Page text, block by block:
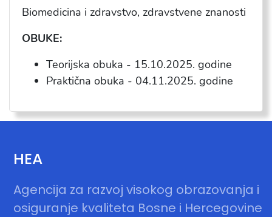
Biomedicina i zdravstvo, zdravstvene znanosti
OBUKE:
Teorijska obuka - 15.10.2025. godine
Praktična obuka - 04.11.2025. godine
HEA
Agencija za razvoj visokog obrazovanja i
osiguranje kvaliteta Bosne i Hercegovine